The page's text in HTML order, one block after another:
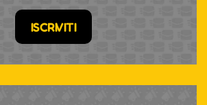
ISCRIVITI